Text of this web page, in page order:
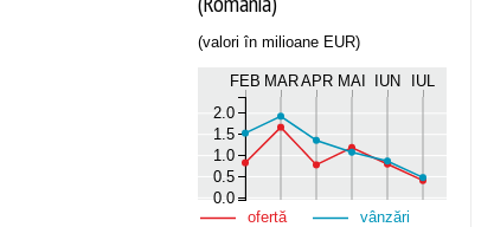
(valori în milioane EUR)
FEB MARAPR MAI IUN IUL
0.0
0.5
1.0
1.5
2.0
ofertă vânzări